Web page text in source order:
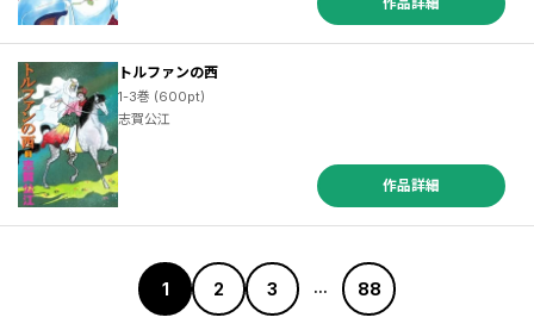
トルファンの西
1-3巻 (600pt)
志賀公江
作品詳細
1 2 3 ... 88